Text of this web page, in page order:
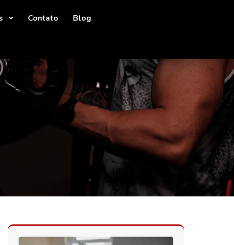
Contato Blog